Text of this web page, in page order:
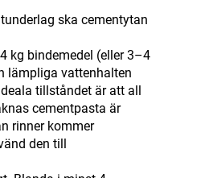
ska cementytan
kg bindemedel (eller 3–4
lämpliga vattenhalten
tillståndet är att all
cementpasta är
rinner kommer
den till